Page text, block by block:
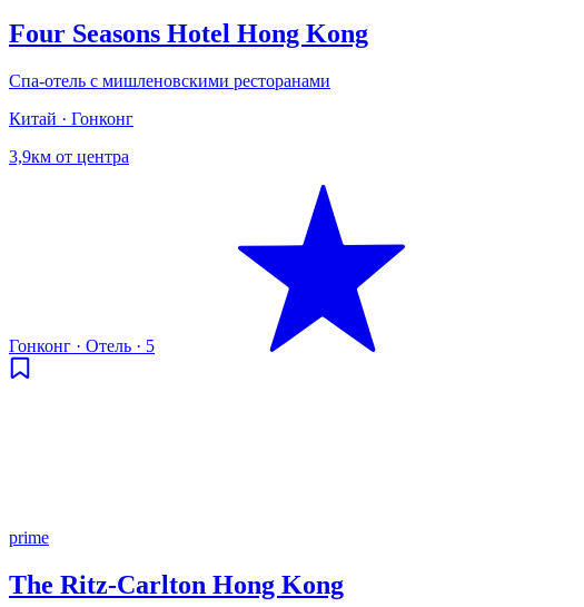
Four Seasons Hotel Hong Kong
Спа-отель с мишленовскими ресторанами
Китай · Гонконг
3,9км от центра
Гонконг · Отель · 5
prime
The Ritz‑Carlton Hong Kong